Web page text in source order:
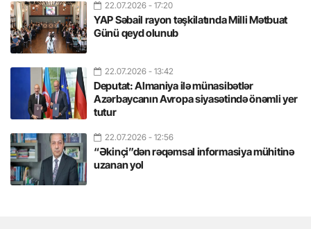
22.07.2026 - 17:20
YAP Səbail rayon təşkilatında Milli Mətbuat
Günü qeyd olunub
22.07.2026 - 13:42
Deputat: Almaniya ilə münasibətlər
Azərbaycanın Avropa siyasətində önəmli yer
tutur
22.07.2026 - 12:56
“Əkinçi”dən rəqəmsal informasiya mühitinə
uzanan yol